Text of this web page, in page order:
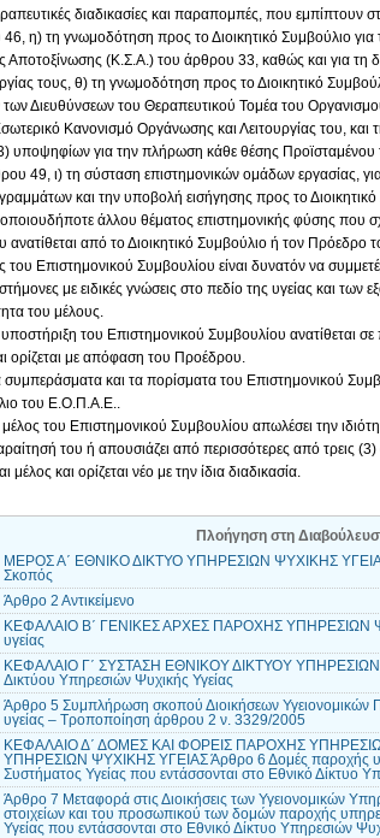
διαδικασίες και παραπομπές, που
η) τη γνωμοδότηση προς το Διοικητικό Συμβούλιο για
Αποτοξίνωσης (Κ.Σ.Α.) του άρθρου 33, καθώς και για
τους, θ) τη γνωμοδότηση προς το Διοικητικό
Διευθύνσεων του Θεραπευτικού Τομέα του
Κανονισμό Οργάνωσης και Λειτουργίας του, και
υποψηφίων για την πλήρωση κάθε θέσης
49, ι) τη σύσταση επιστημονικών ομάδων εργασίας,
και την υποβολή εισήγησης προς το
οποιουδήποτε άλλου θέματος επιστημονικής φύσης που
από το Διοικητικό Συμβούλιο ή τον Πρόεδρο
του Επιστημονικού Συμβουλίου είναι δυνατόν να
με ειδικές γνώσεις στο πεδίο της υγείας και
του μέλους.
του Επιστημονικού Συμβουλίου ανατίθεται
ορίζεται με απόφαση του Προέδρου.
συμπεράσματα και τα πορίσματα του Επιστημονικού
του Ε.Ο.Π.Α.Ε..
του Επιστημονικού Συμβουλίου απωλέσει την
του ή απουσιάζει από περισσότερες από τρεις (3)
μέλος και ορίζεται νέο με την ίδια διαδικασία.
Πλοήγηση στη
ΜΕΡΟΣ Α΄ ΕΘΝΙΚΟ ΔΙΚΤΥΟ ΥΠΗΡΕΣΙΩΝ ΨΥΧΙΚΗΣ
Σκοπός
Άρθρο 2 Αντικείμενο
ΚΕΦΑΛΑΙΟ Β΄ ΓΕΝΙΚΕΣ ΑΡΧΕΣ ΠΑΡΟΧΗΣ ΥΠΗΡΕΣΙΩΝ
υγείας
ΚΕΦΑΛΑΙΟ Γ΄ ΣΥΣΤΑΣΗ ΕΘΝΙΚΟΥ ΔΙΚΤΥΟΥ ΥΠΗΡΕΣΙΩΝ
Δικτύου Υπηρεσιών Ψυχικής Υγείας
Άρθρο 5 Συμπλήρωση σκοπού Διοικήσεων Υγειονομικών
υγείας – Τροποποίηση άρθρου 2 ν. 3329/2005
ΚΕΦΑΛΑΙΟ Δ΄ ΔΟΜΕΣ ΚΑΙ ΦΟΡΕΙΣ ΠΑΡΟΧΗΣ
ΥΠΗΡΕΣΙΩΝ ΨΥΧΙΚΗΣ ΥΓΕΙΑΣ Άρθρο 6 Δομές παροχής
Συστήματος Υγείας που εντάσσονται στο Εθνικό Δίκτυο
Άρθρο 7 Μεταφορά στις Διοικήσεις των Υγειονομικών
στοιχείων και του προσωπικού των δομών παροχής
Υγείας που εντάσσονται στο Εθνικό Δίκτυο Υπηρεσιών